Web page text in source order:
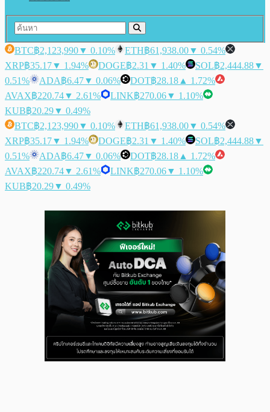
BTC฿2,123,990▼ 0.10% ETH฿61,938.00▼ 0.54%
XRP฿35.17▼ 1.94% DOGE฿2.31 ▼ 1.40% SOL฿2,444.88▼
0.51%
ADA฿6.47▼ 0.06% DOT฿28.18 ▲ 1.72%
AVAX฿220.74▼ 2.61% LINK฿270.06▼ 1.10%
KUB฿20.29▼ 0.49%
BTC฿2,123,990▼ 0.10% ETH฿61,938.00▼ 0.54%
XRP฿35.17▼ 1.94% DOGE฿2.31 ▼ 1.40% SOL฿2,444.88▼
0.51%
ADA฿6.47▼ 0.06% DOT฿28.18 ▲ 1.72%
AVAX฿220.74▼ 2.61% LINK฿270.06▼ 1.10%
KUB฿20.29▼ 0.49%